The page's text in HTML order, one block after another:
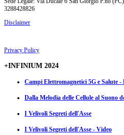
3288428826
Disclaimer
Privacy Policy
+INFINIUM 2024
Campi Elettromagnetici 5G e Salute -
Dalla Melodia delle Cellule al Suono
I Velivoli Segreti dell'Asse
I Velivoli Segreti dell'Asse - Video